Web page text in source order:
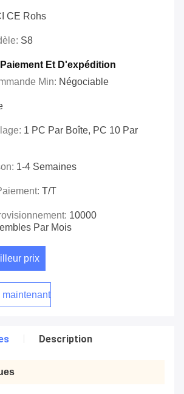
CE Rohs
S8
Et D'expédition
Min: Négociable
1 PC Par Boîte, PC 10 Par
1-4 Semaines
T/T
10000
Par Mois
prix
Description